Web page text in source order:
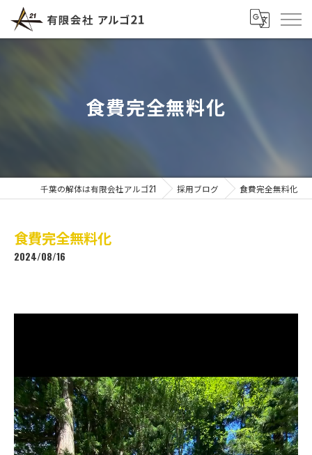
食費完全無料化
千葉の解体は有限会社アルゴ21 採用ブログ 食費完全無料化
食費完全無料化
2024/08/16